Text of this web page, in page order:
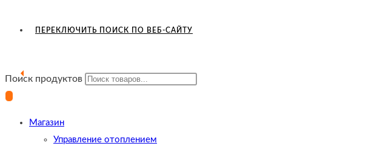
ПЕРЕКЛЮЧИТЬ ПОИСК ПО ВЕБ-САЙТУ
Поиск продуктов
Магазин
Управление отоплением